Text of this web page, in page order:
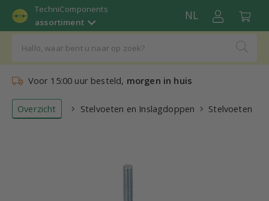
TechniComponents
assortiment
NL
Voor 15:00 uur besteld, morgen in huis
Overzicht Stelvoeten en Inslagdoppen Stelvoeten